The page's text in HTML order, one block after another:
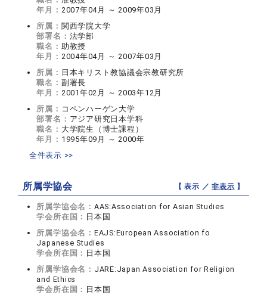
年月： 2007年04月 ～ 2009年03月
所属： 関西学院大学
部署名： 法学部
職名： 助教授
年月： 2004年04月 ～ 2007年03月
所属： 日本キリスト教協議会宗教研究所
職名： 副署長
年月： 2001年02月 ～ 2003年12月
所属： コペンハーゲン大学
部署名： アジア研究日本学科
職名： 大学院生（博士課程）
年月： 1995年09月 ～ 2000年
全件表示 >>
所属学協会 【 表示 ／非表示 】
所属学協会名： AAS:Association for Asian Studies
学会所在国： 日本国
所属学協会名： EAJS:European Association fo
Japanese Studies
学会所在国： 日本国
所属学協会名： JARE:Japan Association for Religion
and Ethics
学会所在国： 日本国